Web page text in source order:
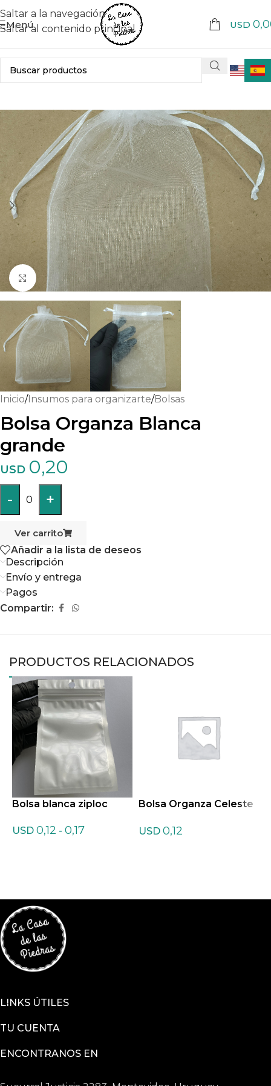
Saltar a la navegación
Saltar al contenido principal
Menú USD
Haga clic para ampliar
Inicio/Insumos para organizarte/Bolsas
Bolsa Organza Blanca
grande
USD 0,20
- 0 +
Ver carrito
Añadir a la lista de deseos
Descripción
Envío y entrega
Pagos
Compartir:
PRODUCTOS RELACIONADOS
Bolsa blanca ziploc
USD 0,12 - 0,17
Bolsa Organza Celeste
USD 0,12
LINKS ÚTILES
TU CUENTA
ENCONTRANOS EN